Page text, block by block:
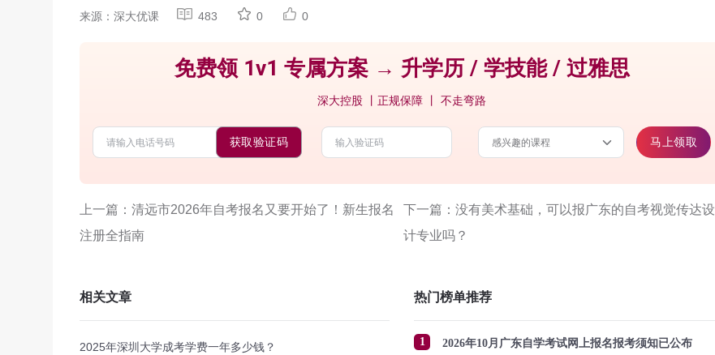
来源：深大优课 483 0 0
免费领 1v1 专属方案 → 升学历 / 学技能 / 过雅思
深大控股 丨正规保障 丨 不走弯路
获取验证码 马上领取
上一篇：清远市2026年自考报名又要开始了！新生报名
注册全指南
下一篇：没有美术基础，可以报广东的自考视觉传达设
计专业吗？
相关文章
2025年深圳大学成考学费一年多少钱？
热门榜单推荐
1 2026年10月广东自学考试网上报名报考须知已公布